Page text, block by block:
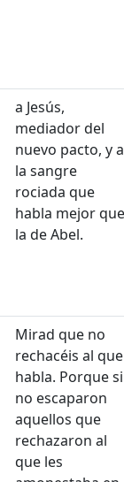
a Jesús,
mediador del
nuevo pacto, y a
la sangre
rociada que
habla mejor que
la de Abel.
Mirad que no
rechacéis al que
habla. Porque si
no escaparon
aquellos que
rechazaron al
que les